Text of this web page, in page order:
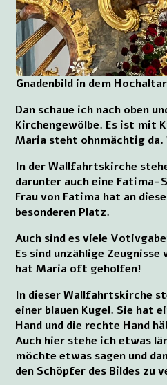
Gnadenbild in dem
Dan schaue ich nach oben
Kirchengewölbe. Es ist mit
Maria steht ohnmächtig da.
In der Wallfahrtskirche
darunter auch eine Fatima-
Frau von Fatima hat an
besonderen Platz.
Auch sind es viele
Es sind unzählige
hat Maria oft geholfen!
In dieser Wallfahrtskirche
einer blauen Kugel. Sie hat
Hand und die rechte Hand
Auch hier stehe ich etwas
möchte etwas sagen und
den Schöpfer des Bildes zu